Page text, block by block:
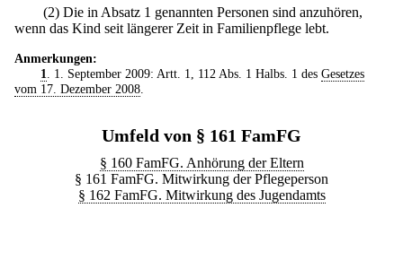
(2) Die in Absatz 1 genannten Personen sind anzuhören,
wenn das Kind seit längerer Zeit in Familienpflege lebt.
Anmerkungen:
1. 1. September 2009: Artt. 1, 112 Abs. 1 Halbs. 1 des Gesetzes
vom 17. Dezember 2008.
Umfeld von § 161 FamFG
§ 160 FamFG. Anhörung der Eltern
§ 161 FamFG. Mitwirkung der Pflegeperson
§ 162 FamFG. Mitwirkung des Jugendamts